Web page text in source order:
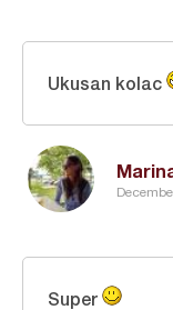
Ukusan kolac
Super